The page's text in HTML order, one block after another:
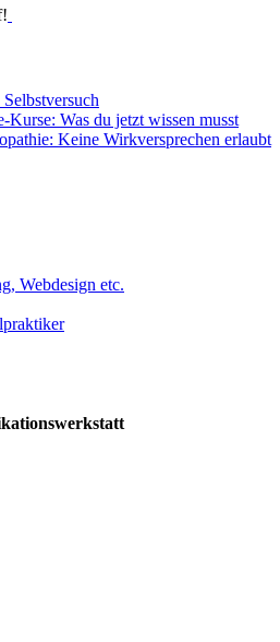
Was du jetzt wissen musst
Keine Wirkversprechen erlaubt
Webdesign etc.